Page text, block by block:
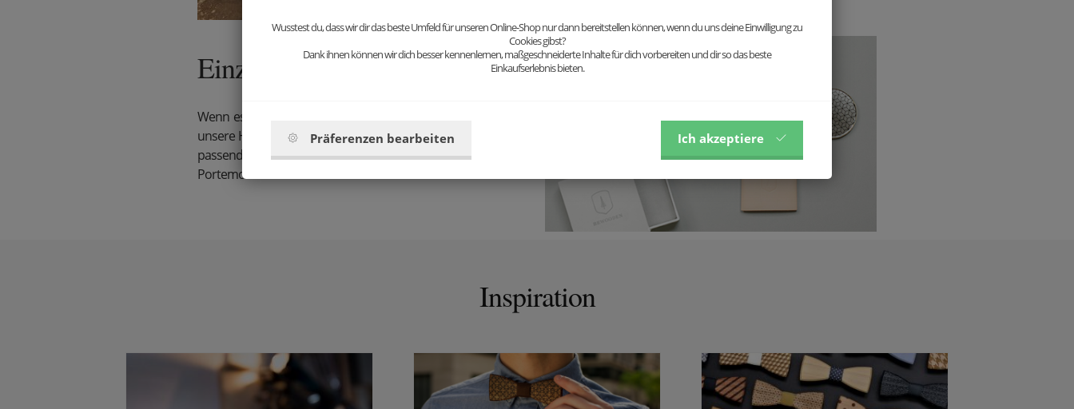
Einzigartige Kombinationen
Wenn es einmal mehr als nur die Fliege sein sollte, lässt sich
unsere Holzfliege für Damen auch sehr gut mit einem unserer
passenden Perlenarmbänder, unseren Taschenspiegeln oder
Portemonnaies kombinieren.
Inspiration
Wusstest du, dass wir dir das beste Umfeld für unseren Online-Shop nur dann bereitstellen können, wenn du uns deine Einwilligung zu
Cookies gibst?
Dank ihnen können wir dich besser kennenlernen, maßgeschneiderte Inhalte für dich vorbereiten und dir so das beste
Einkaufserlebnis bieten.
Präferenzen bearbeiten Ich akzeptiere